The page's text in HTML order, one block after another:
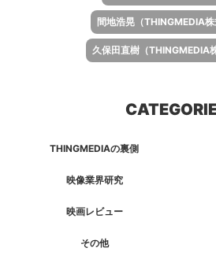
間地浩晃（THINGMEDIA株
久保田直樹（THINGMEDIA
THINGMEDIAの裏側
映像業界研究
映画レビュー
その他